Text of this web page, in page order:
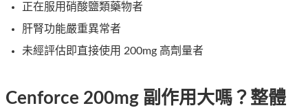
正在服用硝酸鹽類藥物者
肝腎功能嚴重異常者
未經評估即直接使用 200mg 高劑量者
Cenforce 200mg 副作用大嗎？整體